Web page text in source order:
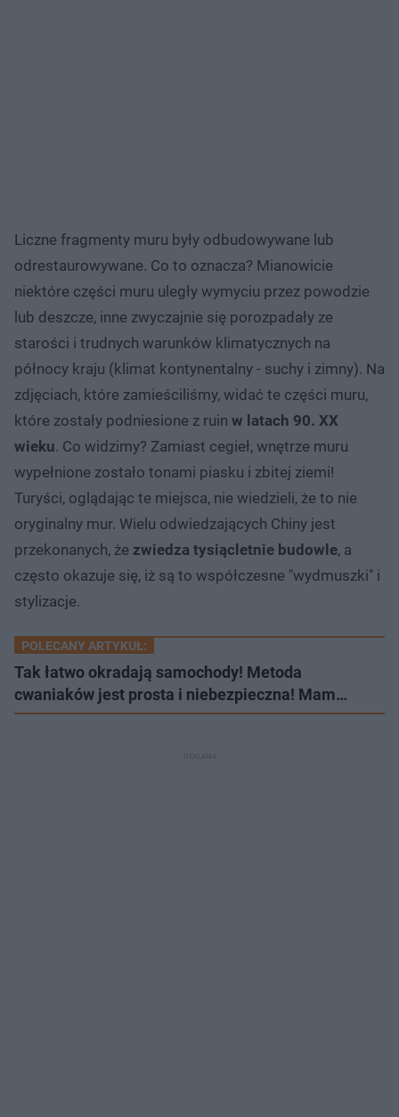
Liczne fragmenty muru były odbudowywane lub
odrestaurowywane. Co to oznacza? Mianowicie
niektóre części muru uległy wymyciu przez powodzie
lub deszcze, inne zwyczajnie się porozpadały ze
starości i trudnych warunków klimatycznych na
północy kraju (klimat kontynentalny - suchy i zimny). Na
zdjęciach, które zamieściliśmy, widać te części muru,
które zostały podniesione z ruin w latach 90. XX
wieku. Co widzimy? Zamiast cegieł, wnętrze muru
wypełnione zostało tonami piasku i zbitej ziemi!
Turyści, oglądając te miejsca, nie wiedzieli, że to nie
oryginalny mur. Wielu odwiedzających Chiny jest
przekonanych, że zwiedza tysiącletnie budowle, a
często okazuje się, iż są to współczesne "wydmuszki" i
stylizacje.
POLECANY ARTYKUŁ:
Tak łatwo okradają samochody! Metoda
cwaniaków jest prosta i niebezpieczna! Mam…